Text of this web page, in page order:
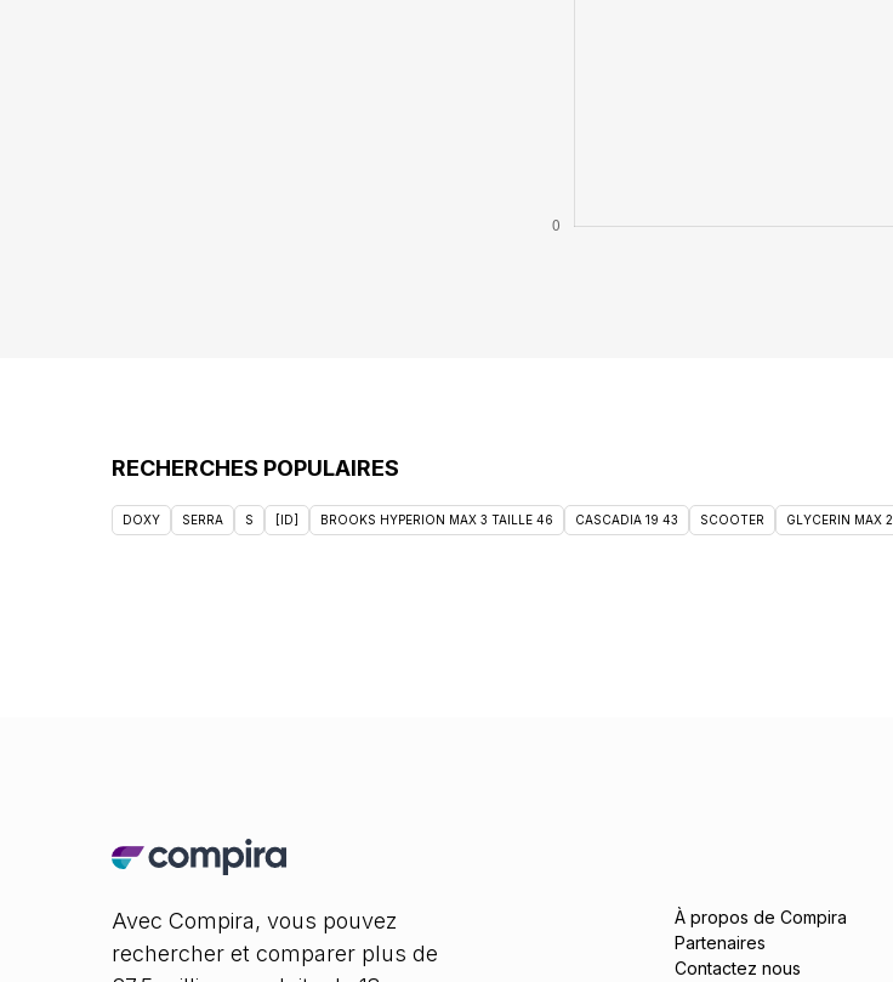
RECHERCHES POPULAIRES
DOXY SERRA S [ID] BROOKS HYPERION MAX 3 TAILLE 46 CASCADIA 19 43 SCOOTER GLYCERIN MAX 2
Avec Compira, vous pouvez
rechercher et comparer plus de
À propos de Compira
Partenaires
Contactez nous